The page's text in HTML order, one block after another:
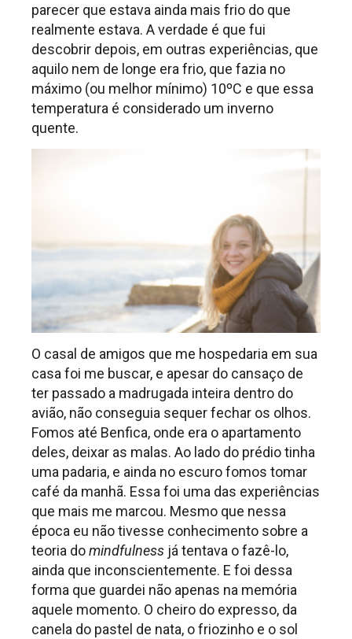
parecer que estava ainda mais frio do que
realmente estava. A verdade é que fui
descobrir depois, em outras experiências, que
aquilo nem de longe era frio, que fazia no
máximo (ou melhor mínimo) 10ºC e que essa
temperatura é considerado um inverno
quente.
O casal de amigos que me hospedaria em sua
casa foi me buscar, e apesar do cansaço de
ter passado a madrugada inteira dentro do
avião, não conseguia sequer fechar os olhos.
Fomos até Benfica, onde era o apartamento
deles, deixar as malas. Ao lado do prédio tinha
uma padaria, e ainda no escuro fomos tomar
café da manhã. Essa foi uma das experiências
que mais me marcou. Mesmo que nessa
época eu não tivesse conhecimento sobre a
teoria domindfulness já tentava o fazê-lo,
ainda que inconscientemente. E foi dessa
forma que guardei não apenas na memória
aquele momento. O cheiro do expresso, da
canela do pastel de nata, o friozinho e o sol